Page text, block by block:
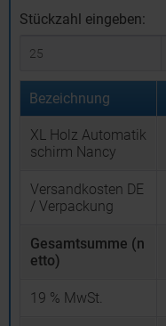
Stückzahl eingeben:
Bezeichnung
XL Holz Automatik
schirm Nancy
Versandkosten DE
/ Verpackung
Gesamtsumme (n
etto)
19 % MwSt.